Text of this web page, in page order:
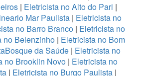
| Eletricista no Alto do Pari |
Mar Paulista | Eletricista no
no Barro Branco| Eletricista no
no Belenzinho | Eletricista no Bom
da Saúde| Eletricista no
no Brooklin Novo | Eletricista no
| Eletricista no Burgo Paulista |